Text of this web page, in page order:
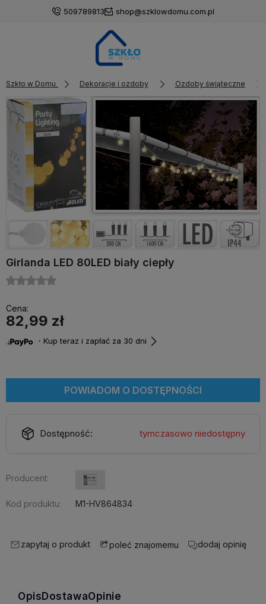
509789813 shop@szklowdomu.com.pl
Szkło w Domu Dekoracje i ozdoby Ozdoby świąteczne
Girlanda LED 80LED biały ciepły
Cena:
82,99 zł
・Kup teraz i zapłać za 30 dni
POWIADOM O DOSTĘPNOŚCI
Dostępność: tymczasowo niedostępny
Producent:
Kod produktu: M1-HV864834
zapytaj o produkt poleć znajomemu dodaj opinię
Opis DostawaOpinie